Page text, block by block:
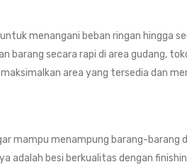
menangani beban ringan hingga
barang secara rapi di area gudang,
area yang tersedia dan
mampu menampung barang-barang
adalah besi berkualitas dengan